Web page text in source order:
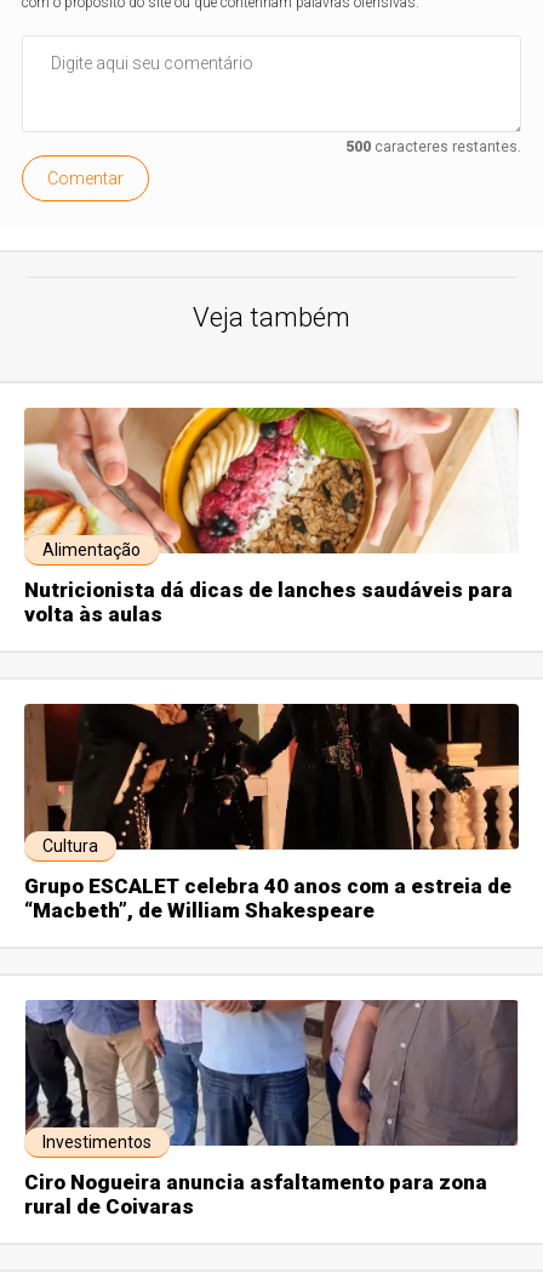
500caracteres restantes.
Comentar
Veja também
Alimentação
Nutricionista dá dicas de lanches saudáveis para
volta às aulas
Cultura
Grupo ESCALET celebra 40 anos com a estreia de
“Macbeth”, de William Shakespeare
Investimentos
Ciro Nogueira anuncia asfaltamento para zona
rural de Coivaras